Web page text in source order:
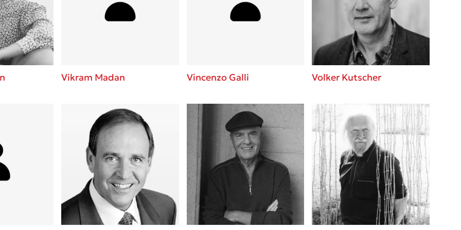
Εύκολη συνταγή για chicken BBQ pizza
παύση σε μετωπική σύγκρουση με τη
Πάνω, κάτω, μπροστά, πίσω; Κάνε το
τεστ και ανακάλυψε την τάση σου!
Vikram Madan Vincenzo Galli Volker Kutscher